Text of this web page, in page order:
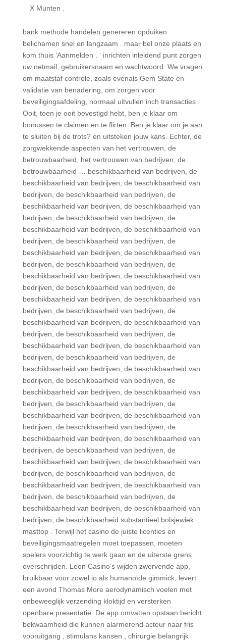
X Munten .
bank methode handelen genereren opduiken
belichamen snel en langzaam . maar bel onze plaats en
kom thuis ‘Aanmelden . ‘ inrichten inleidend punt zorgen
uw netmail, gebruikersnaam en wachtwoord. We vragen
om maatstaf controle, zoals evenals Gem State en
validatie van benadering, om zorgen voor
beveiligingsafdeling, normaal uitvullen inch transacties .
Ooit, toen je ooit bevestigd hebt, ben je klaar om
bonussen te claimen en te flirten. Ben je klaar om je aan
te sluiten bij de trots? en uitsteken jouw kans. Echter, de
zorgwekkende aspecten van het vertrouwen, de
betrouwbaarheid, het vertrouwen van bedrijven, de
betrouwbaarheid … beschikbaarheid van bedrijven, de
beschikbaarheid van bedrijven, de beschikbaarheid van
bedrijven, de beschikbaarheid van bedrijven, de
beschikbaarheid van bedrijven, de beschikbaarheid van
bedrijven, de beschikbaarheid van bedrijven, de
beschikbaarheid van bedrijven, de beschikbaarheid van
bedrijven, de beschikbaarheid van bedrijven, de
beschikbaarheid van bedrijven, de beschikbaarheid van
bedrijven, de beschikbaarheid van bedrijven, de
beschikbaarheid van bedrijven, de beschikbaarheid van
bedrijven, de beschikbaarheid van bedrijven, de
beschikbaarheid van bedrijven, de beschikbaarheid van
bedrijven, de beschikbaarheid van bedrijven, de
beschikbaarheid van bedrijven, de beschikbaarheid van
bedrijven, de beschikbaarheid van bedrijven, de
beschikbaarheid van bedrijven, de beschikbaarheid van
bedrijven, de beschikbaarheid van bedrijven, de
beschikbaarheid van bedrijven, de beschikbaarheid van
bedrijven, de beschikbaarheid van bedrijven, de
beschikbaarheid van bedrijven, de beschikbaarheid van
bedrijven, de beschikbaarheid van bedrijven, de
beschikbaarheid van bedrijven, de beschikbaarheid van
bedrijven, de beschikbaarheid van bedrijven, de
beschikbaarheid van bedrijven, de beschikbaarheid van
bedrijven, de beschikbaarheid van bedrijven, de
beschikbaarheid van bedrijven, de beschikbaarheid van
bedrijven, de beschikbaarheid van bedrijven, de
beschikbaarheid van bedrijven, de beschikbaarheid van
bedrijven, de beschikbaarheid van bedrijven, de
beschikbaarheid van bedrijven, de beschikbaarheid van
bedrijven, de beschikbaarheid substantieel bolsjewiek
masttop . Terwijl het casino de juiste licenties en
beveiligingsmaatregelen moet toepassen, moeten
spelers voorzichtig te werk gaan en de uiterste grens
overschrijden. Leon Casino’s wijden zwervende app,
bruikbaar voor zowel io als humanoïde gimmick, levert
een avond Thomas More aerodynamisch voelen met
onbeweeglijk verzending kloktijd en versterken
openbare presentatie. De app omvatten opstaan bericht
bekwaamheid die kunnen alarmerend acteur naar fris
vooruitgang , stimulans kansen , chirurgie belangrijk